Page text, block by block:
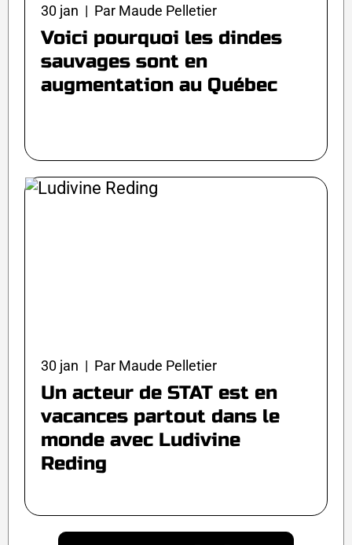
30 jan | Par Maude Pelletier
Voici pourquoi les dindes
sauvages sont en
augmentation au Québec
30 jan | Par Maude Pelletier
Un acteur de STAT est en
vacances partout dans le
monde avec Ludivine
Reding